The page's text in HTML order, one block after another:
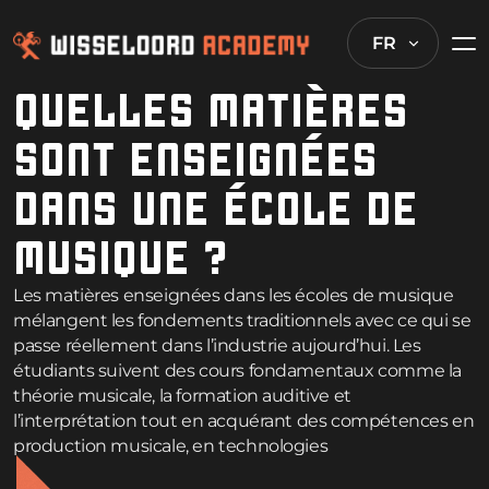
FR
QUELLES MATIÈRES
SONT ENSEIGNÉES
DANS UNE ÉCOLE DE
MUSIQUE ?
Les matières enseignées dans les écoles de musique
mélangent les fondements traditionnels avec ce qui se
passe réellement dans l’industrie aujourd’hui. Les
étudiants suivent des cours fondamentaux comme la
théorie musicale, la formation auditive et
l’interprétation tout en acquérant des compétences en
production musicale, en technologies
d’enregistrement et en gestion commerciale. La